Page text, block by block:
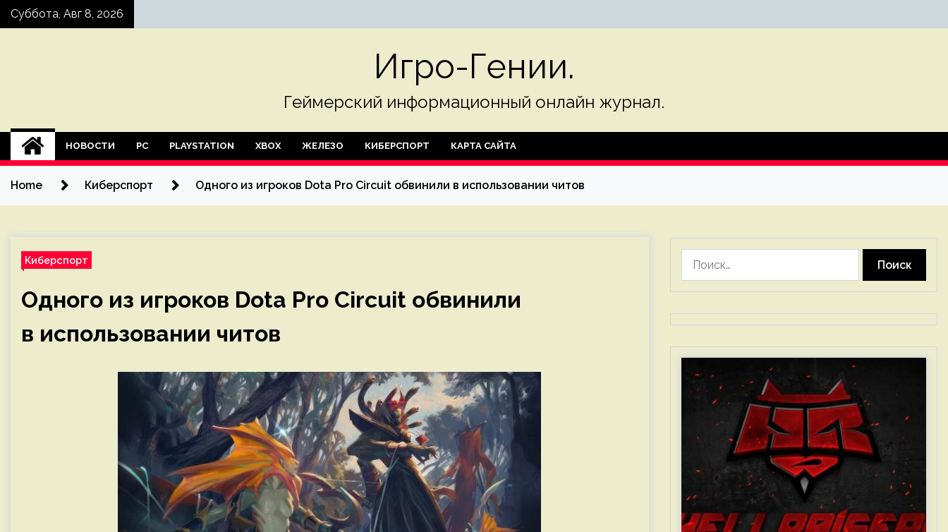
SkipСуббота, Авг 8, 2026
Игро-Гении.
Геймерский информационный онлайн журнал.
НОВОСТИ PC PLAYSTATION XBOX ЖЕЛЕЗО КИБЕРСПОРТ КАРТА САЙТА
Home Киберспорт Одного из игроков Dota Pro Circuit обвинили в использовании читов
Киберспорт
Одного из игроков Dota Pro Circuit обвинили
в использовании читов